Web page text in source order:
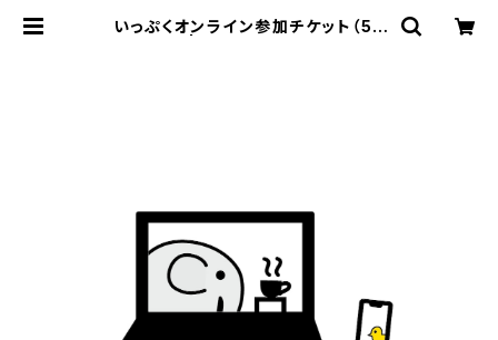
いっぷくオンライン参加チケット（50